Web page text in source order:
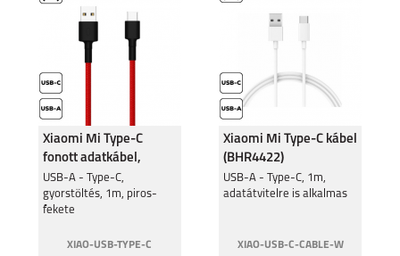
XIAOMI 15
Xiaomi Mi Type-C
fonott adatkábel,
(SJV4110GL)
USB-A - Type-C,
gyorstöltés, 1m, piros-
fekete
XIAO-USB-TYPE-C
Xiaomi Mi Type-C kábel
(BHR4422)
USB-A - Type-C, 1m,
adatátvitelre is alkalmas
XIAO-USB-C-CABLE-W